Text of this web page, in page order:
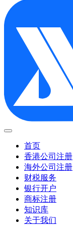
首页
香港公司注册
海外公司注册
财税服务
银行开户
商标注册
知识库
关于我们